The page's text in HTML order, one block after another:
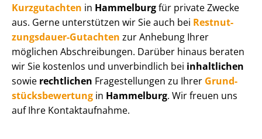
Kurzgutachten in Hammelburgfür private Zwecke
aus. Gerne unterstützen wir Sie auch bei Rest­nut­
zungs­dau­er-Gutachten zur Anhebung Ihrer
möglichen Abschreibungen. Darüber hinaus beraten
wir Sie kostenlos und unverbindlich bei inhaltlichen
sowie rechtlichen Fragestellungen zu Ihrer Grund­
stücks­be­wer­tung in Hammelburg. Wir freuen uns
auf Ihre Kontaktaufnahme.